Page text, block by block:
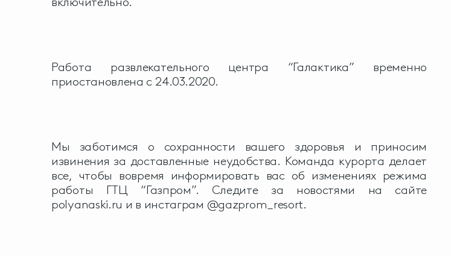
Работа развлекательного центра “Галактика” временно
приостановлена с 24.03.2020.
Мы заботимся о сохранности вашего здоровья и приносим
извинения за доставленные неудобства. Команда курорта делает
все, чтобы вовремя информировать вас об изменениях режима
работы ГТЦ “Газпром”. Следите за новостями на сайте
polyanaski.ru и в инстаграм @gazprom_resort.